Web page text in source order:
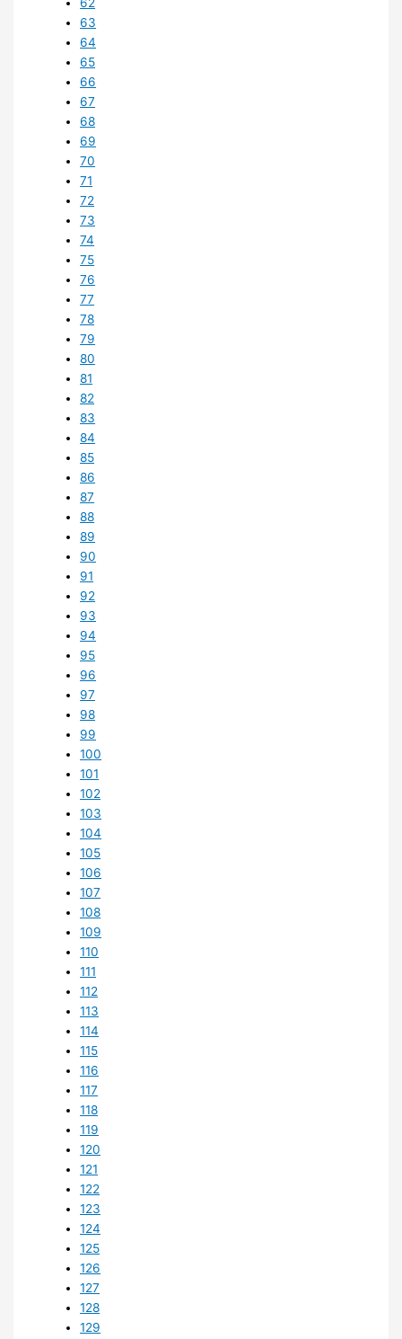
62
63
64
65
66
67
68
69
70
71
72
73
74
75
76
77
78
79
80
81
82
83
84
85
86
87
88
89
90
91
92
93
94
95
96
97
98
99
100
101
102
103
104
105
106
107
108
109
110
111
112
113
114
115
116
117
118
119
120
121
122
123
124
125
126
127
128
129